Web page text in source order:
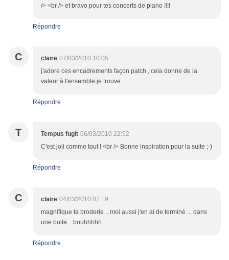
/> <br /> et bravo pour tes concerts de piano !!!!
Répondre
C claire 07/03/2010 10:05
j'adore ces encadrements façon patch , cela donne de la
valeur à l'ensemble je trouve
Répondre
T Tempus fugit 06/03/2010 22:52
C'est joli comme tout ! <br /> Bonne inspiration pour la suite ;-)
Répondre
C claire 04/03/2010 07:19
magnifique ta broderie .. moi aussi j'en ai de terminé ... dans
une boite .. bouhhhhh
Répondre